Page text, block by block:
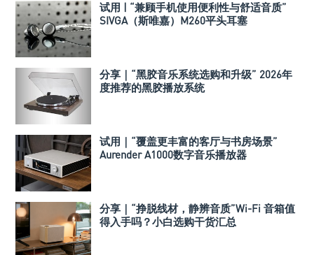
试用 | “兼顾手机使用便利性与舒适音质”
SIVGA（斯唯嘉）M260平头耳塞
分享｜“黑胶音乐系统选购和升级” 2026年
度推荐的黑胶播放系统
试用｜“覆盖更丰富的客厅与书房场景”
Aurender A1000数字音乐播放器
分享｜“挣脱线材，静辨音质”Wi-Fi 音箱值
得入手吗？小白选购干货汇总